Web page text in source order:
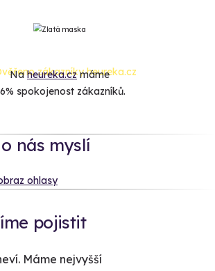
Naheureka.czmáme
spokojenost zákazníků.
nás myslí
ohlasy
pojistit
Máme nejvyšší